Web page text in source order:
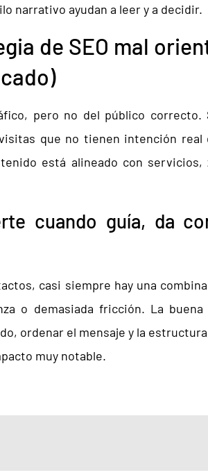
narrativo ayudan a leer y a decidir.
de SEO mal
pero no del público correcto.
que no tienen intención real
está alineado con
cuando guía, da
casi siempre hay una
o demasiada fricción. La
ordenar el mensaje y la
muy notable.